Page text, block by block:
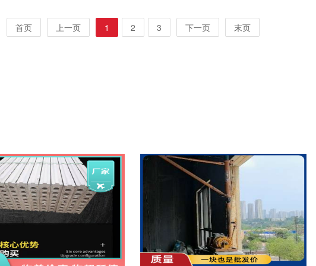
首页 上一页 1 2 3 下一页 末页